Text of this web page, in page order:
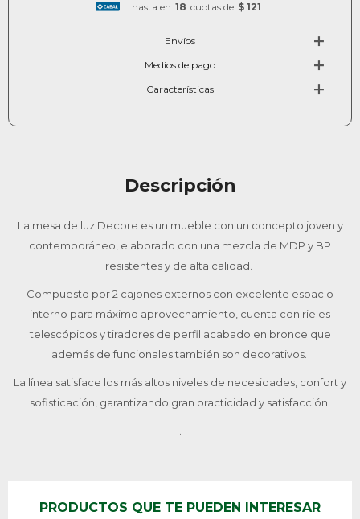
hasta en 18 cuotas de $ 121
Envíos
Medios de pago
Características
Descripción
La mesa de luz Decore es un mueble con un concepto joven y
contemporáneo, elaborado con una mezcla de MDP y BP
resistentes y de alta calidad.
Compuesto por 2 cajones externos con excelente espacio
interno para máximo aprovechamiento, cuenta con rieles
telescópicos y tiradores de perfil acabado en bronce que
además de funcionales también son decorativos.
La línea satisface los más altos niveles de necesidades, confort y
sofisticación, garantizando gran practicidad y satisfacción.
PRODUCTOS QUE TE PUEDEN INTERESAR